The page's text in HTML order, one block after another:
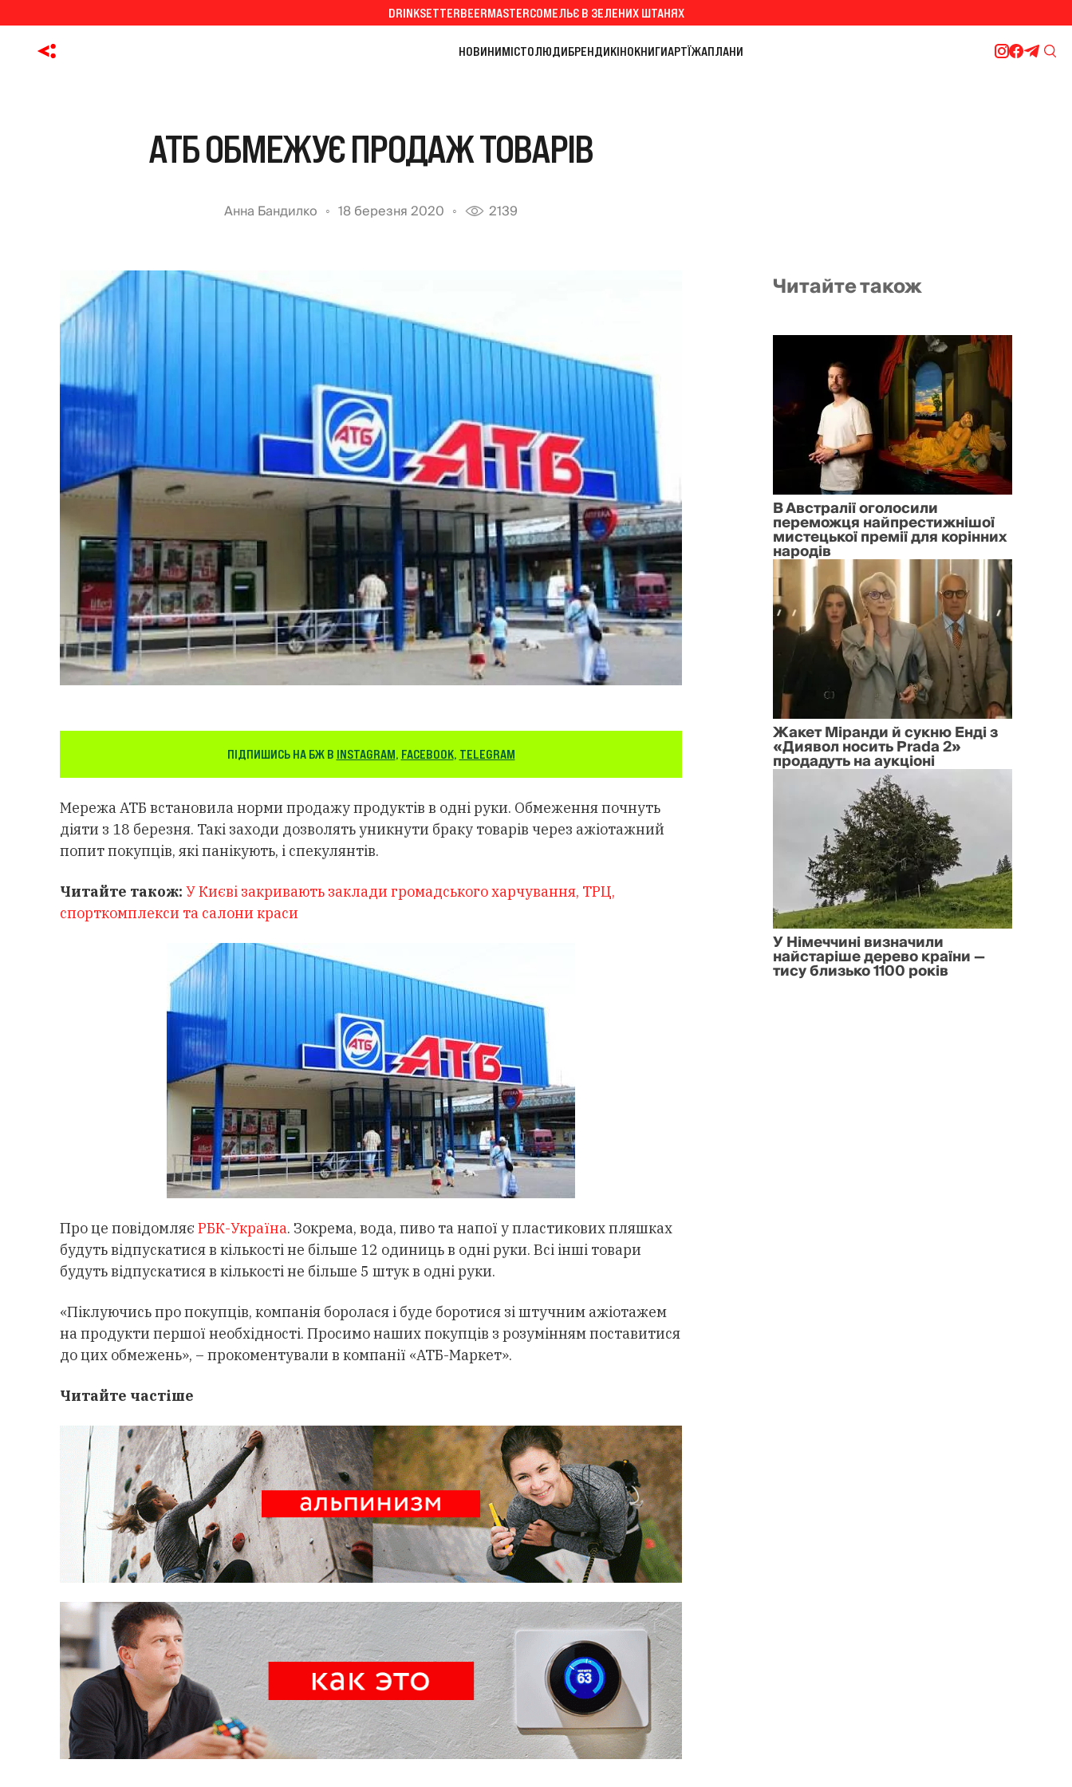
DRINKSETTERBEERMASTERСОМЕЛЬЄ В ЗЕЛЕНИХ ШТАНЯХ
НОВИНИМІСТОЛЮДИБРЕНДИКІНОКНИГИАРТЇЖАПЛАНИ
АТБ ОБМЕЖУЄ ПРОДАЖ ТОВАРІВ
Анна Бандилко 18 березня 2020 2139
ПІДПИШИСЬ НА БЖ В INSTAGRAM, FACEBOOK, TELEGRAM
Мережа АТБ встановила норми продажу продуктів в одні руки. Обмеження почнуть
діяти з 18 березня. Такі заходи дозволять уникнути браку товарів через ажіотажний
попит покупців, які панікують, і спекулянтів.
Читайте також: У Києві закривають заклади громадського харчування, ТРЦ,
спорткомплекси та салони краси
Про це повідомляє РБК-Україна. Зокрема, вода, пиво та напої у пластикових пляшках
будуть відпускатися в кількості не більше 12 одиниць в одні руки. Всі інші товари
будуть відпускатися в кількості не більше 5 штук в одні руки.
«Піклуючись про покупців, компанія боролася і буде боротися зі штучним ажіотажем
на продукти першої необхідності. Просимо наших покупців з розумінням поставитися
до цих обмежень», – прокоментували в компанії «АТБ-Маркет».
Читайте частіше
Читайте також
В Австралії оголосили
переможця найпрестижнішої
мистецької премії для корінних
народів
Жакет Міранди й сукню Енді з
«Диявол носить Prada 2»
продадуть на аукціоні
У Німеччині визначили
найстаріше дерево країни —
тису близько 1100 років